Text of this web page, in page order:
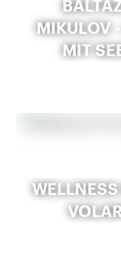
MIKULOV
MIT